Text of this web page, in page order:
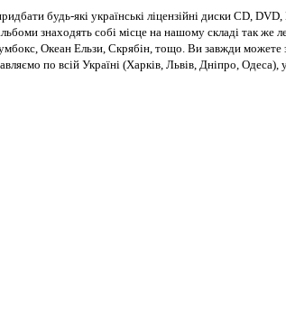
будь-які українські ліцензійні диски CD,
знаходять собі місце на нашому складі так
Океан Ельзи, Скрябін, тощо. Ви завжди можете
по всій Україні (Харків, Львів, Дніпро,